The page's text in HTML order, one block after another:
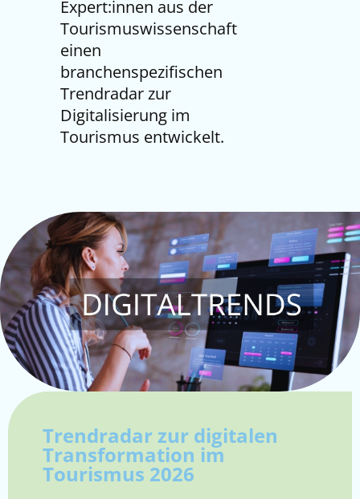
Expert:innen aus der
Tourismuswissenschaft
einen
branchenspezifischen
Trendradar zur
Digitalisierung im
Tourismus entwickelt.
Trendradar zur digitalen
Transformation im
Tourismus 2026